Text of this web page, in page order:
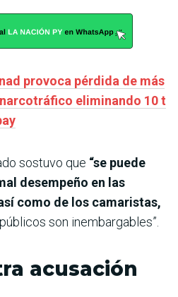
provoca pérdida de más
eliminando 10 t
sostuvo que “se puede
desempeño en las
como de los camaristas,
son inembargables”.
acusación